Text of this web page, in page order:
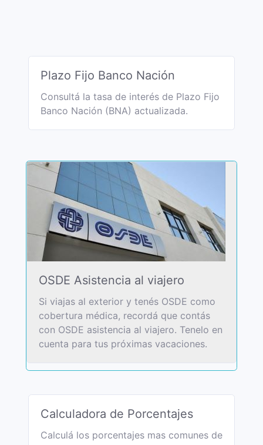
Plazo Fijo Banco Nación
Consultá la tasa de interés de Plazo Fijo
Banco Nación (BNA) actualizada.
OSDE Asistencia al viajero
Si viajas al exterior y tenés OSDE como
cobertura médica, recordá que contás
con OSDE asistencia al viajero. Tenelo en
cuenta para tus próximas vacaciones.
Calculadora de Porcentajes
Calculá los porcentajes mas comunes de